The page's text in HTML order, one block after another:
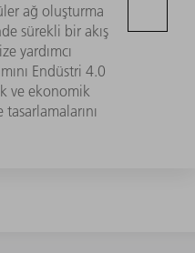
ağ oluşturma
sürekli bir akış
yardımcı
Endüstri 4.0
ve ekonomik